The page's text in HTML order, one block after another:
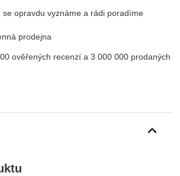
se opravdu vyznáme a rádi poradíme
prodejna
ověřených recenzí a 3 000 000 prodaných